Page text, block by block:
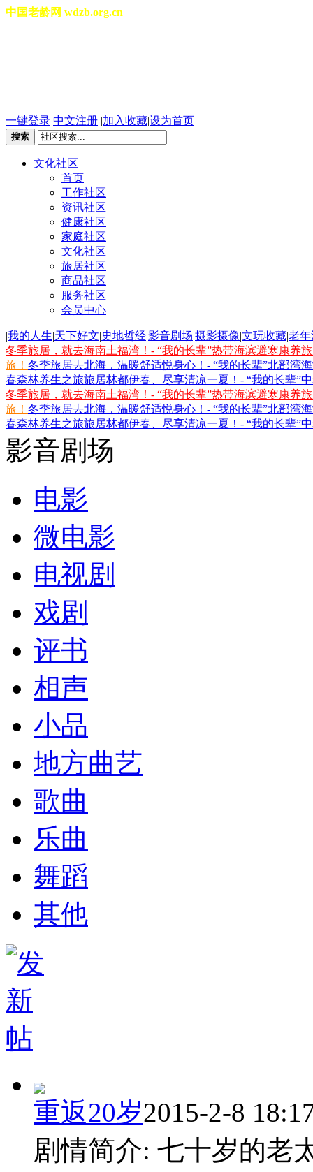
中国老龄网 wdzb.org.cn
一键登录 中文注册 |加入收藏|设为首页
搜索
文化社区
首页
工作社区
资讯社区
健康社区
家庭社区
文化社区
旅居社区
商品社区
服务社区
会员中心
|我的人生|天下好文|史地哲经|影音剧场|摄影摄像|文玩收藏|老
冬季旅居，就去海南土福湾！- “我的长辈”热带海滨避寒康养
旅！ 冬季旅居去北海，温暖舒适悦身心！- “我的长辈”北部湾
春森林养生之旅旅居林都伊春、尽享清凉一夏！- “我的长辈”
冬季旅居，就去海南土福湾！- “我的长辈”热带海滨避寒康养
旅！ 冬季旅居去北海，温暖舒适悦身心！- “我的长辈”北部湾
春森林养生之旅旅居林都伊春、尽享清凉一夏！- “我的长辈”
影音剧场
电影
微电影
电视剧
戏剧
评书
相声
小品
地方曲艺
歌曲
乐曲
舞蹈
其他
重返20岁2015-2-8
剧情简介: 七十岁的老